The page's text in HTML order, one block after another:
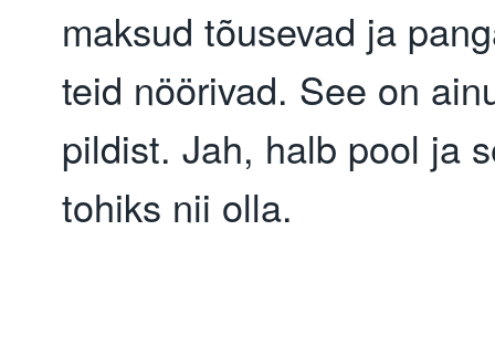
maksud tõusevad ja
teid nöörivad. See on
pildist. Jah, halb pool ja
tohiks nii olla.